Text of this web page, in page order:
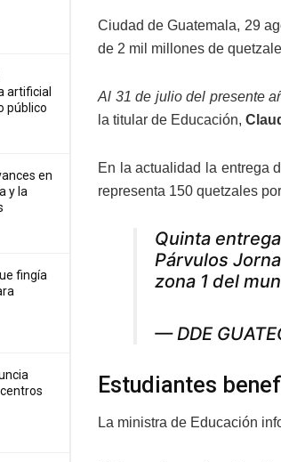
artificial
público
en
y la
fingía
Ciudad de Guatemala, 29
de 2 mil millones de
Al 31 de julio del presente
la titular de Educación,
En la actualidad la entrega
representa 150 quetzales
Quinta
Párvulos
zona 1 del
— DDE
Estudiantes
La ministra de Educación